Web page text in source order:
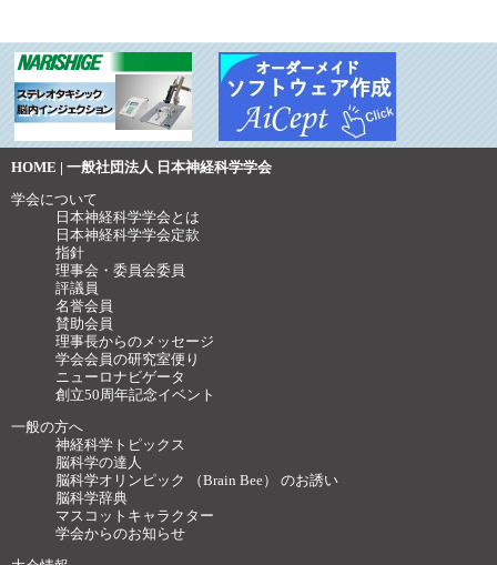
HOME | 一般社団法人 日本神経科学学会
学会について
日本神経科学学会とは
日本神経科学学会定款
指針
理事会・委員会委員
評議員
名誉会員
賛助会員
理事長からのメッセージ
学会会員の研究室便り
ニューロナビゲータ
創立50周年記念イベント
一般の方へ
神経科学トピックス
脳科学の達人
脳科学オリンピック （Brain Bee） のお誘い
脳科学辞典
マスコットキャラクター
学会からのお知らせ